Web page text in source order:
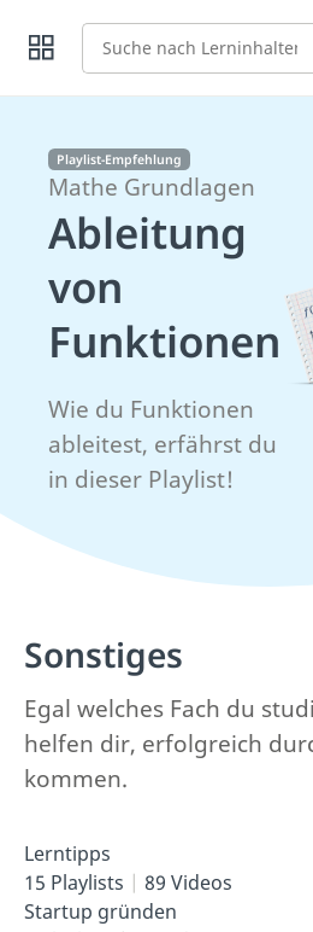
Suche
Playlist-Empfehlung
Mathe Grundlagen
Ableitung
von
Funktionen
Wie du Funktionen
ableitest, erfährst du
in dieser Playlist!
Sonstiges
Egal welches Fach du
helfen dir, erfolgreich
kommen.
Lerntipps
15 Playlists
89 Videos
Startup gründen